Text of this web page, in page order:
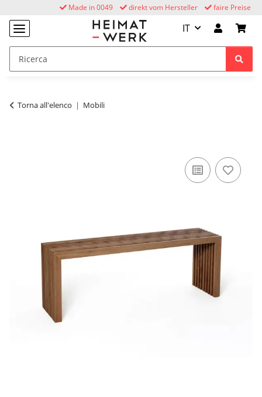
faire Preise
direkt vom Hersteller
Made in 0049
IT
Torna all'elenco Mobili